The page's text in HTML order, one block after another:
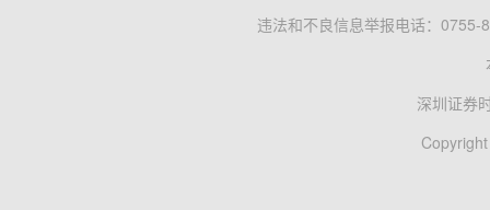
违法和不良信息举报电话：0755-
深圳证券